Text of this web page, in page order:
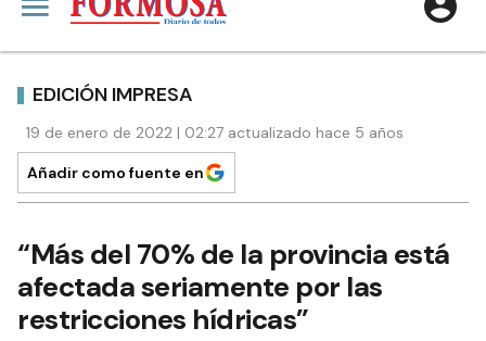
EDICIÓN IMPRESA
19 de enero de 2022 | 02:27 actualizado hace 5 años
Añadir como fuente en
“Más del 70% de la provincia está
afectada seriamente por las
restricciones hídricas”